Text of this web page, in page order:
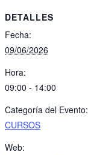
DETALLES
Fecha:
09/06/2026
Hora:
09:00 - 14:00
Categoría del Evento:
CURSOS
Web: